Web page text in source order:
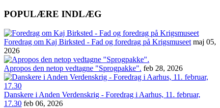
POPULÆRE INDLÆG
Foredrag om Kaj Birksted - Fad og foredrag på Krigsmuseet maj 05,
2026
Apropos den netop vedtagne "Sprogpakke". feb 28, 2026
Danskere i Anden Verdenskrig - Foredrag i Aarhus, 11. februar,
17.30 feb 06, 2026